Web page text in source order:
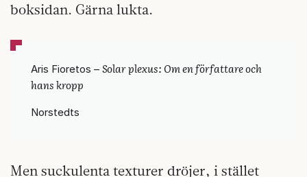
boksidan. Gärna lukta.
Aris Fioretos – Solar plexus: Om en författare och
hans kropp
Norstedts
Men suckulenta texturer dröjer, i stället